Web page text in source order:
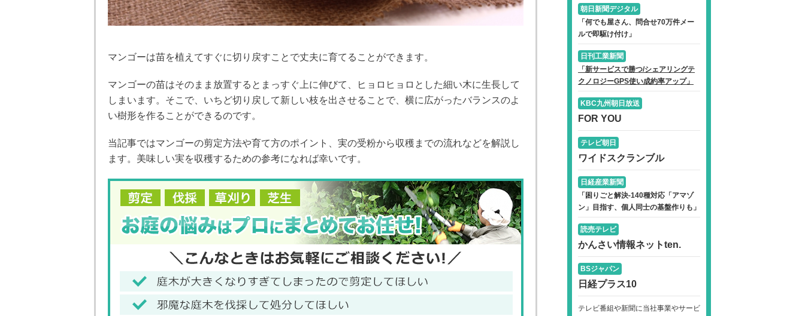
マンゴーは苗を植えてすぐに切り戻すことで丈夫に育てることができます。
マンゴーの苗はそのまま放置するとまっすぐ上に伸びて、ヒョロヒョロとした細い木に生長して
しまいます。そこで、いちど切り戻して新しい枝を出させることで、横に広がったバランスのよ
い樹形を作ることができるのです。
当記事ではマンゴーの剪定方法や育て方のポイント、実の受粉から収穫までの流れなどを解説し
ます。美味しい実を収穫するための参考になれば幸いです。
朝日新聞デジタル
「何でも屋さん、問合せ70万件メー
ルで即駆け付け」
日刊工業新聞
「新サービスで勝つ/シェアリングテ
クノロジーGPS使い成約率アップ」
KBC九州朝日放送
FOR YOU
テレビ朝日
ワイドスクランブル
日経産業新聞
「困りごと解決-140種対応「アマゾ
ン」目指す、個人同士の基盤作りも」
読売テレビ
かんさい情報ネットten.
BSジャパン
日経プラス10
テレビ番組や新聞に当社事業やサービ